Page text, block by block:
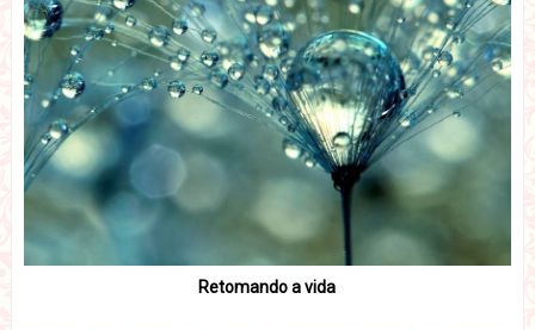
Retomando a vida